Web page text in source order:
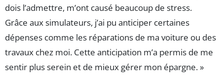
dois l’admettre, m’ont causé beaucoup de stress.
Grâce aux simulateurs, j’ai pu anticiper certaines
dépenses comme les réparations de ma voiture ou des
travaux chez moi. Cette anticipation m’a permis de me
sentir plus serein et de mieux gérer mon épargne. »